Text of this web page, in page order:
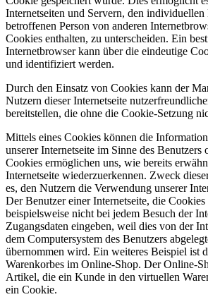
Internetseiten und Servern, den
betroffenen Person von anderen
Cookies enthalten, zu unterscheiden. Ein
Internetbrowser kann über die eindeutige
und identifiziert werden.
Durch den Einsatz von Cookies kann der
Nutzern dieser Internetseite
bereitstellen, die ohne die Cookie-Setzung
Mittels eines Cookies können die
unserer Internetseite im Sinne des Benutzers
Cookies ermöglichen uns, wie bereits
Internetseite wiederzuerkennen. Zweck
es, den Nutzern die Verwendung unserer
Der Benutzer einer Internetseite, die
beispielsweise nicht bei jedem Besuch der
Zugangsdaten eingeben, weil dies von der
dem Computersystem des Benutzers
übernommen wird. Ein weiteres Beispiel ist
Warenkorbes im Online-Shop. Der Online-
Artikel, die ein Kunde in den virtuellen
ein Cookie.